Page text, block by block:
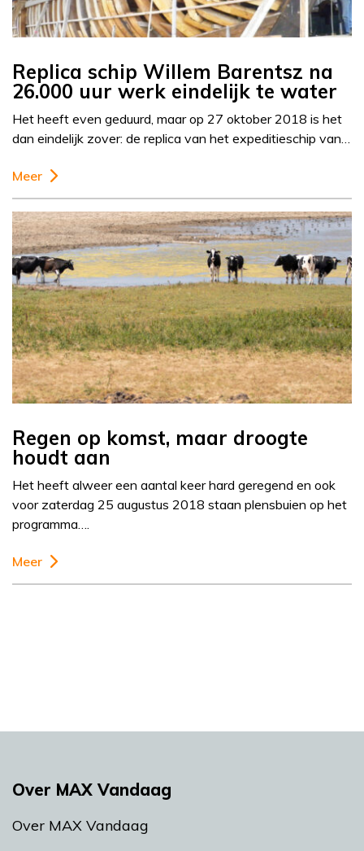
Replica schip Willem Barentsz na
26.000 uur werk eindelijk te water
Het heeft even geduurd, maar op 27 oktober 2018 is het
dan eindelijk zover: de replica van het expeditieschip van…
Meer
Regen op komst, maar droogte
houdt aan
Het heeft alweer een aantal keer hard geregend en ook
voor zaterdag 25 augustus 2018 staan plensbuien op het
programma….
Meer
Over MAX Vandaag
Over MAX Vandaag